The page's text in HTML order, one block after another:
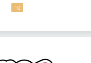
10